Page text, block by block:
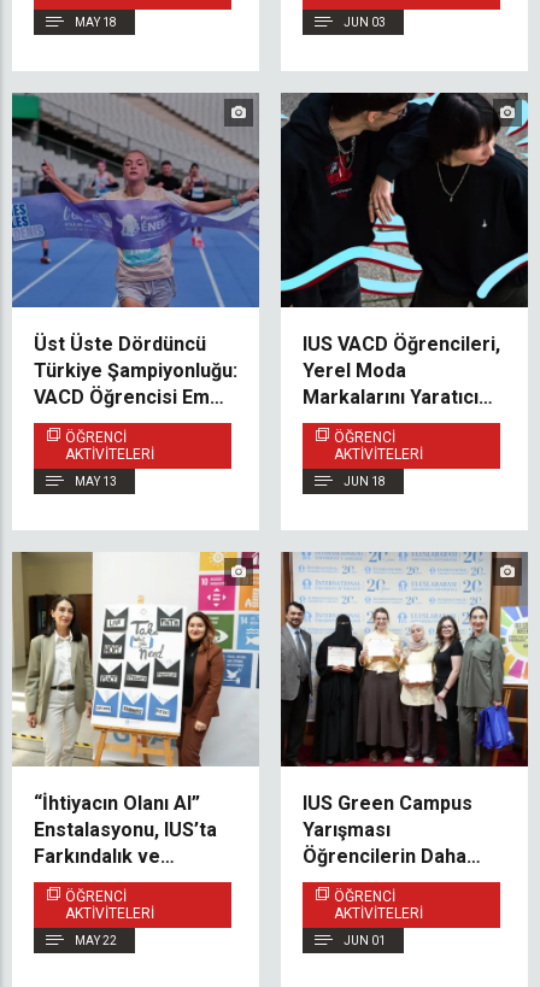
İnceledi
MAY 18 JUN 03
Üst Üste Dördüncü
Türkiye Şampiyonluğu:
VACD Öğrencisi Emina
Alagić Azmi ve
Başarısıyla İlham
Veriyor
ÖĞRENCI
AKTIVITELERI
MAY 13
IUS VACD Öğrencileri,
Yerel Moda
Markalarını Yaratıcı
Editoryal Çalışmalarla
Hayata Geçirdi
ÖĞRENCI
AKTIVITELERI
JUN 18
“İhtiyacın Olanı Al”
Enstalasyonu, IUS’ta
Farkındalık ve
Duygusal Desteği
Teşvik Ediyor
ÖĞRENCI
AKTIVITELERI
MAY 22
IUS Green Campus
Yarışması
Öğrencilerin Daha
Sürdürülebilir Bir
Kampüs İçin
Geliştirdiği Yenilikçi
ÖĞRENCI
AKTIVITELERI
JUN 01